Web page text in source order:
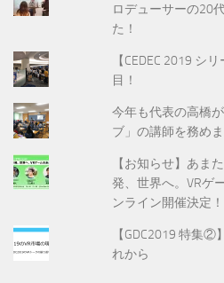
ロデューサーの20
た！
【CEDEC 2019 シ
目！
今年も代表の高橋
ブ」の講師を務め
【お知らせ】あま
発、世界へ。VRゲ
ンライン開催決定！
【GDC2019 特集②
れから